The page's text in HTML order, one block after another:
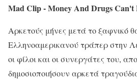
Mad Clip - Money And Drugs Can't
Αρκετούς μήνες μετά το ξαφνικό
Ελληνοαμερικανού τράπερ στην
οι φίλοι και οι συνεργάτες του,
δημοσιοποιήσουν αρκετά